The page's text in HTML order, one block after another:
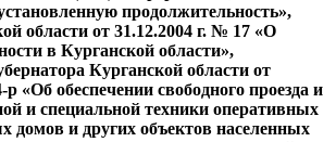
продолжительность»,
области от 31.12.2004 г. № 17 «О
в Курганской области»,
Курганской области от
р «Об обеспечении свободного проезда и
и специальной техники оперативных
домов и других объектов населенных